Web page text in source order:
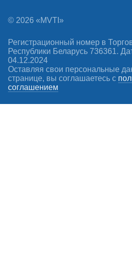
© 2026 «MVTI»
Регистрационный номер в
Республики Беларусь 736361.
04.12.2024
Оставляя свои персональные
странице, вы соглашаетесь c
соглашением